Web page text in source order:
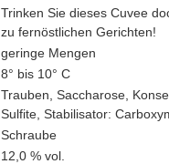
Trinken Sie dieses Cuvee
zu fernöstlichen Gerichten!
geringe Mengen
8° bis 10° C
Trauben, Saccharose,
Sulfite, Stabilisator:
Schraube
12,0 % vol.